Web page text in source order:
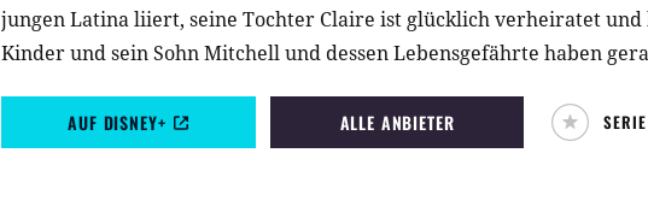
jungen Latina liiert, seine Tochter Claire ist glücklich verheiratet
Kinder und sein Sohn Mitchell und dessen Lebensgefährte haben
AUF DISNEY+ ALLE ANBIETER